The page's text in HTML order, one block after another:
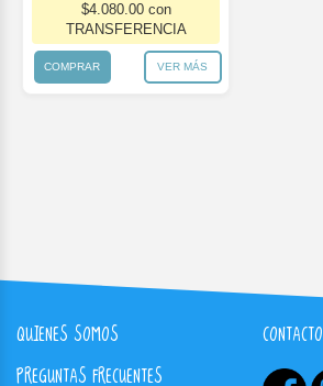
$4.080.00 con
TRANSFERENCIA
COMPRAR VER MÁS
QUIENES SOMOS CONTACTO
PREGUNTAS FRECUENTES